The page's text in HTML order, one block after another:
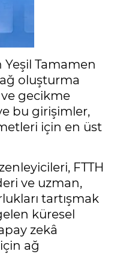
Yeşil Tamamen
oluşturma
gecikme
bu girişimler,
için en üst
FTTH
ve uzman,
tartışmak
küresel
zekâ
ağ